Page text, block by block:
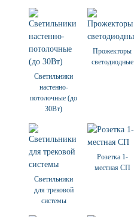
Светильники
настенно-
потолочные (до
30Вт)
Прожекторы
светодиодные
Светильники
для трековой
системы
Розетка 1-
местная СП